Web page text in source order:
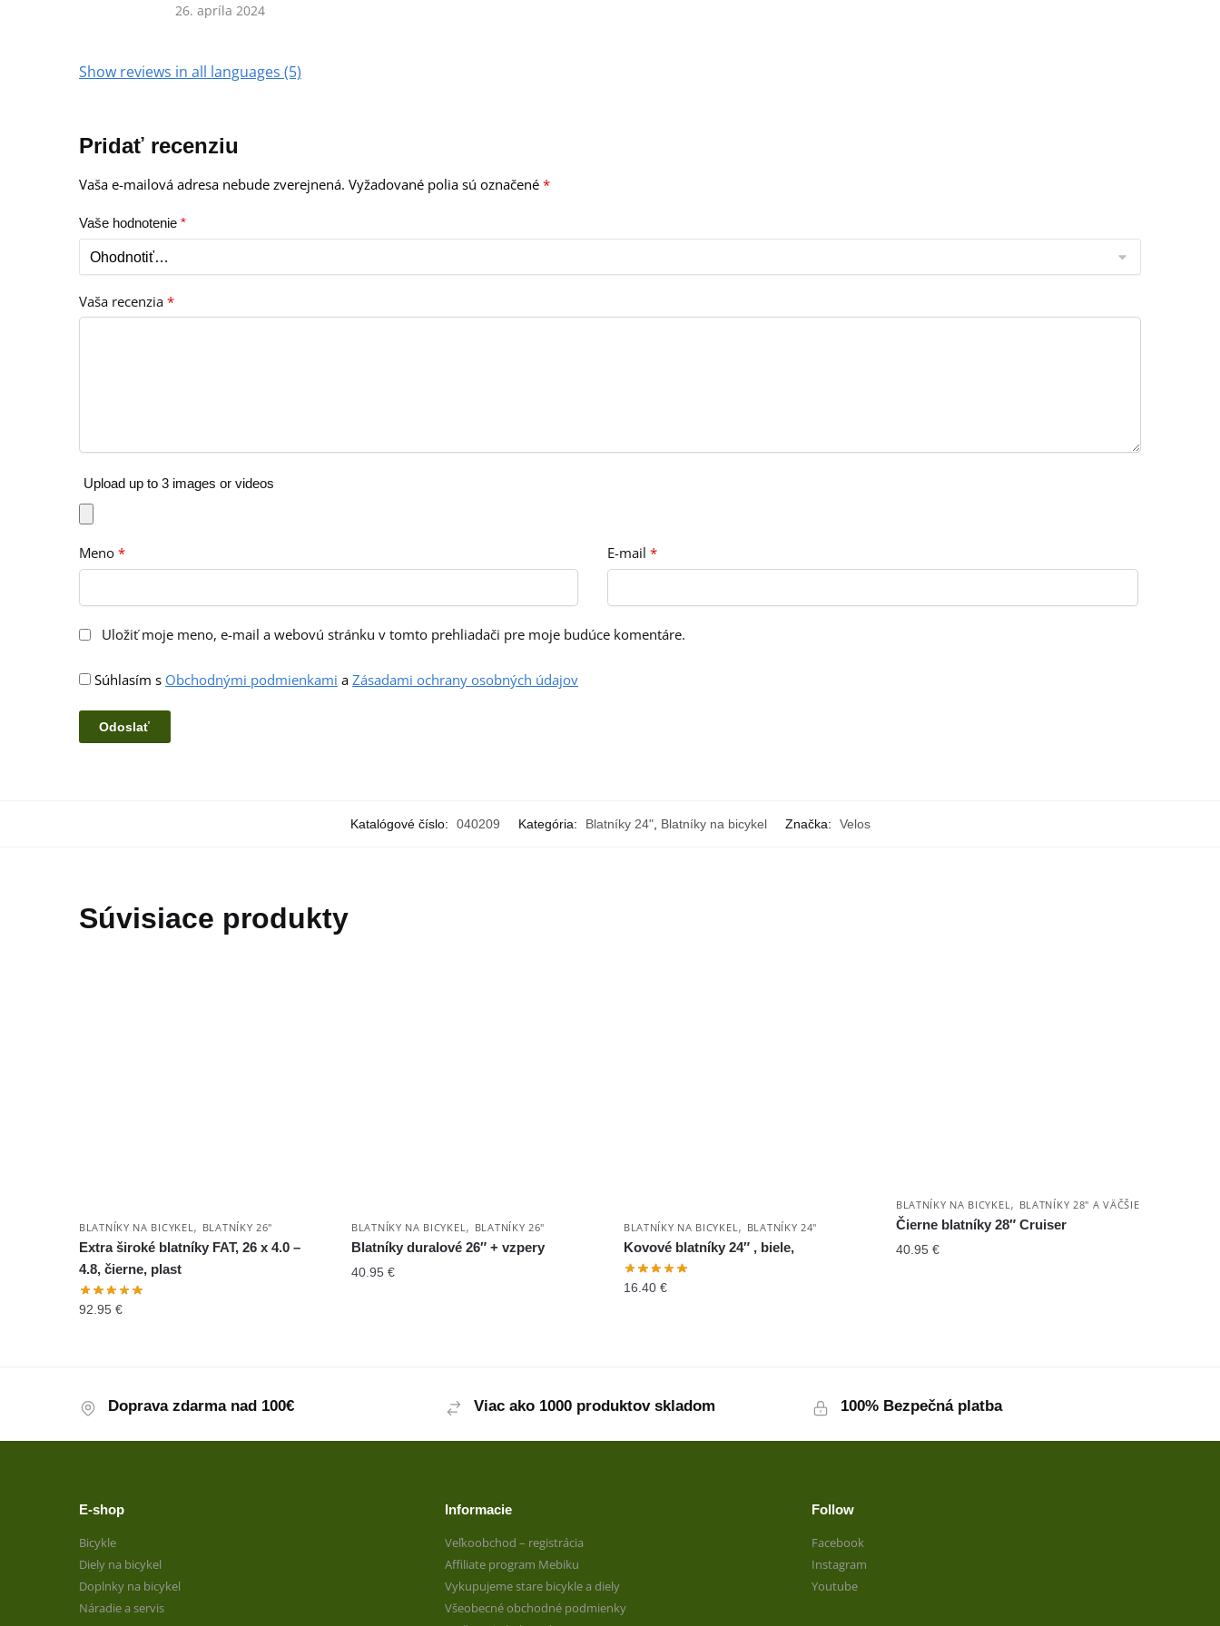
26. apríla 2024
Show reviews in all languages (5)
Pridať recenziu
Vaša e-mailová adresa nebude zverejnená. Vyžadované polia sú označené*
Vaše hodnotenie*
Vaša recenzia*
Upload up to 3 images or videos
Meno* E-mail *
Uložiť moje meno, e-mail a webovú stránku v tomto prehliadači pre moje budúce komentáre.
Súhlasím s Obchodnými podmienkami aZásadami ochrany osobných údajov
Katalógové číslo: 040209 Kategória: Blatníky 24", Blatníky na bicykel Značka: Velos
Súvisiace produkty
BLATNÍKY NA BICYKEL , BLATNÍKY 26"
Extra široké blatníky FAT, 26 x 4.0 –
4.8, čierne, plast
92.95€
BLATNÍKY NA BICYKEL , BLATNÍKY 26"
Blatníky duralové 26″ + vzpery
40.95 €
BLATNÍKY NA BICYKEL , BLATNÍKY 24"
Kovové blatníky 24″ , biele,
16.40 €
BLATNÍKY NA BICYKEL , BLATNÍKY 28" A VÄČŠIE
Čierne blatníky 28″ Cruiser
40.95 €
Doprava zdarma nad 100€ Viac ako 1000 produktov skladom 100% Bezpečná platba
E-shop
Bicykle
Diely na bicykel
Doplnky na bicykel
Náradie a servis
Informacie
Veľkoobchod – registrácia
Affiliate program Mebiku
Vykupujeme stare bicykle a diely
Všeobecné obchodné podmienky
Follow
Facebook
Instagram
Youtube